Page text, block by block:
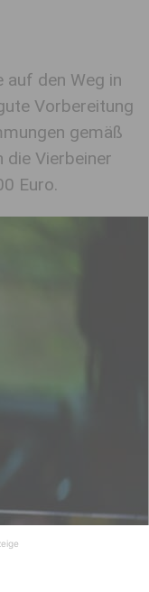
auf den Weg in
Vorbereitung
gemäß
die Vierbeiner
Euro.